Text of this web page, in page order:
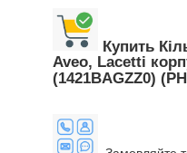
Купить
Aveo, Lacetti
(1421BAGZZ0)